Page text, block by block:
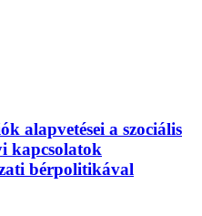
alapvetései a szociális
kapcsolatok
bérpolitikával